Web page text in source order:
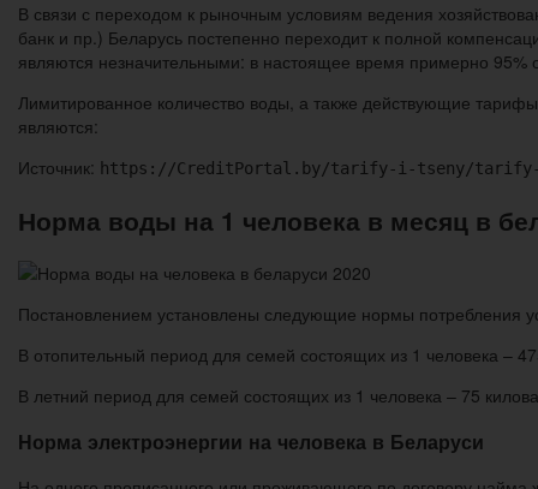
В связи с переходом к рыночным условиям ведения
банк и пр.) Беларусь постепенно переходит к полной
являются незначительными: в настоящее время примерно 95%
Лимитированное количество воды, а также действующие
являются:
Источник: https://CreditPortal.by/tarify-i-tseny/tarify-
Норма воды на 1 человека в месяц в
Постановлением установлены следующие нормы потребления
В отопительный период для семей состоящих из 1 человека –
В летний период для семей состоящих из 1 человека – 75
Норма электроэнергии на человека в Беларуси